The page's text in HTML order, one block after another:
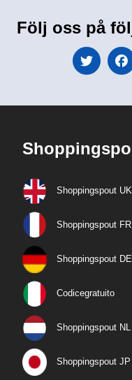
Följ oss på
Shoppingspout UK
Shoppingspout FR
Shoppingspout DE
Codicegratuito
Shoppingspout NL
Shoppingspout JP